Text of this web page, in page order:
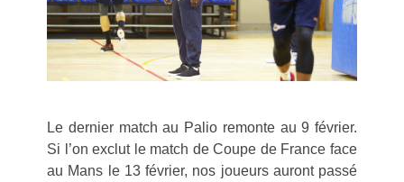
Le dernier match au Palio remonte au 9 février.
Si l’on exclut le match de Coupe de France face
au Mans le 13 février, nos joueurs auront passé